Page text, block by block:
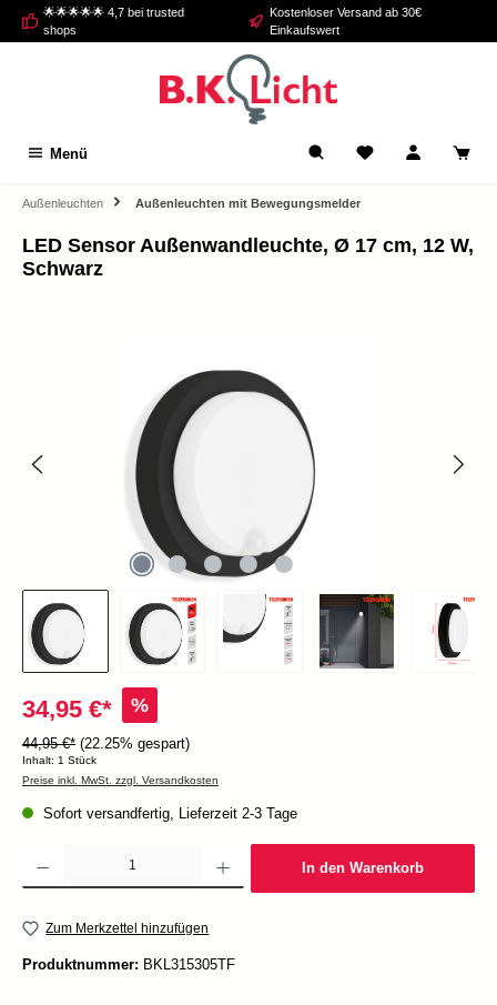
springen
🌟🌟🌟🌟🌟 4,7 bei trusted
shops
Kostenloser Versand ab 30€
Einkaufswert
Menü
Außenleuchten Außenleuchten mit Bewegungsmelder
LED Sensor Außenwandleuchte, Ø 17 cm, 12 W,
Schwarz
34,95 €* %
44,95 €* (22.25% gespart)
Inhalt: 1 Stück
Preise inkl. MwSt. zzgl. Versandkosten
Sofort versandfertig, Lieferzeit 2-3 Tage
Produkt Anzahl: Gib den gewünschten Wert ein oder benutze die Schaltflächen um die
In den Warenkorb
Zum Merkzettel hinzufügen
Produktnummer: BKL315305TF